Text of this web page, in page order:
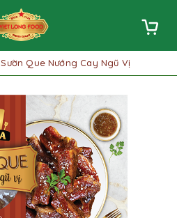
Sườn Que Nướng Cay Ngũ Vị